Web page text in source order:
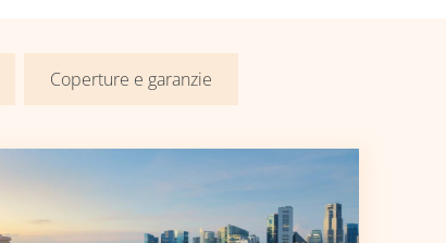
Coperture e garanzie